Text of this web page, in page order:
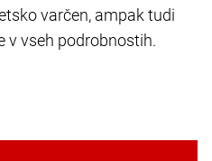
varčen, ampak tudi
v vseh podrobnostih.